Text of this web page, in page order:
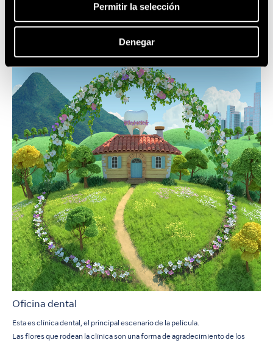
Permitir la selección
Denegar
El mundo de la isla con forma de diente
Oficina dental
Esta es clínica dental, el principal escenario de la película.
Las flores que rodean la clínica son una forma de agradecimiento de los